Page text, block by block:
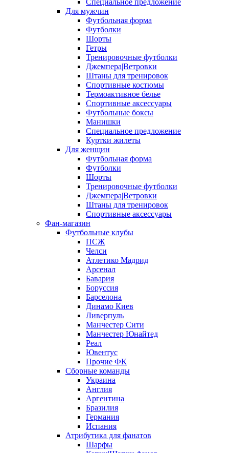
Специальное предложение
Для мужчин
Футбольная форма
Футболки
Шорты
Гетры
Тренировочные футболки
Джемпера|Ветровки
Штаны для тренировок
Спортивные костюмы
Термоактивное белье
Спортивные аксессуары
Футбольные боксы
Манишки
Специальное предложение
Куртки жилеты
Для женщин
Футбольная форма
Футболки
Шорты
Тренировочные футболки
Джемпера|Ветровки
Штаны для тренировок
Спортивные аксессуары
Фан-магазин
Футбольные клубы
ПСЖ
Челси
Атлетико Мадрид
Арсенал
Бавария
Боруссия
Барселона
Динамо Киев
Ливерпуль
Манчестер Сити
Манчестер Юнайтед
Реал
Ювентус
Прочие ФК
Сборные команды
Украина
Англия
Аргентина
Бразилия
Германия
Испания
Атрибутика для фанатов
Шарфы